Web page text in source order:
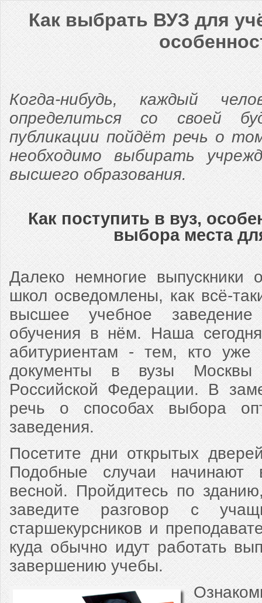
Как выбрать ВУЗ для
Когда-нибудь, каждый
определиться со своей
публикации пойдёт речь о
необходимо выбирать
высшего образования.
Как поступить в вуз,
выбора места
Далеко немногие выпускники
школ осведомлены, как всё-
высшее учебное
обучения в нём. Наша
абитуриентам - тем, кто уже
документы в вузы Москвы
Российской Федерации. В
речь о способах выбора
заведения.
Посетите дни открытых
Подобные случаи
весной. Пройдитесь по
заведите разговор с
старшекурсников и
куда обычно идут работать
завершению учебы.